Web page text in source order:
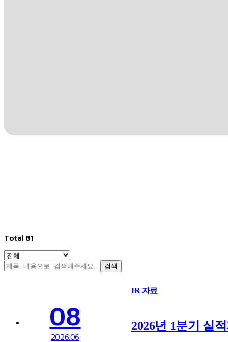
Total 81
검색
08
2026.06
IR 자료
2026년 1분기 실